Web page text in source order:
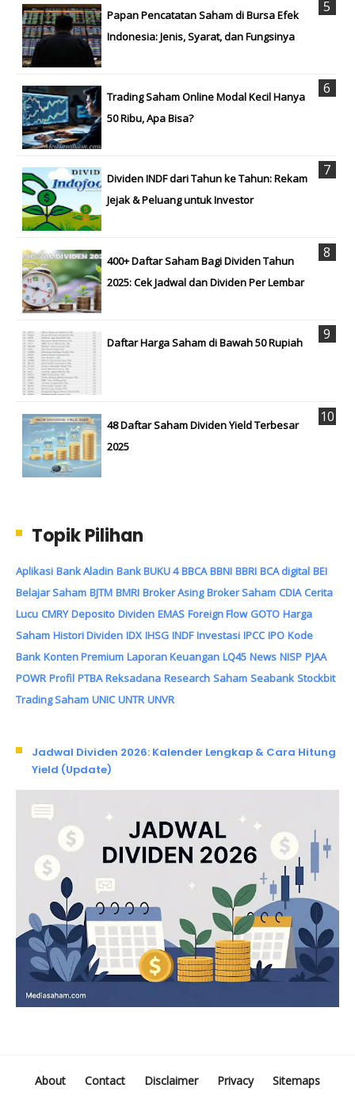
Papan Pencatatan Saham di Bursa Efek
Indonesia: Jenis, Syarat, dan Fungsinya
Trading Saham Online Modal Kecil Hanya
50 Ribu, Apa Bisa?
Dividen INDF dari Tahun ke Tahun: Rekam
Jejak & Peluang untuk Investor
400+ Daftar Saham Bagi Dividen Tahun
2025: Cek Jadwal dan Dividen Per Lembar
Daftar Harga Saham di Bawah 50 Rupiah
48 Daftar Saham Dividen Yield Terbesar
2025
Topik Pilihan
Aplikasi Bank Aladin Bank BUKU 4 BBCA BBNI BBRI BCA digital BEI
Belajar Saham BJTM BMRI Broker Asing Broker Saham CDIA Cerita
Lucu CMRY Deposito Dividen EMAS Foreign Flow GOTO Harga
Saham Histori Dividen IDX IHSG INDF Investasi IPCC IPO Kode
Bank Konten Premium Laporan Keuangan LQ45 News NISP PJAA
POWR Profil PTBA Reksadana Research Saham Seabank Stockbit
Trading Saham UNIC UNTR UNVR
Jadwal Dividen 2026: Kalender Lengkap & Cara Hitung
Yield (Update)
About Contact Disclaimer Privacy Sitemaps